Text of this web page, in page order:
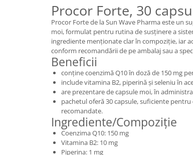
Procor Forte, 30
Procor Forte de la Sun Wave Pharma este un
moi, formulat pentru rutina de susținere a
ingrediente menționate clar în compoziție, iar
conform recomandării de pe ambalaj sau a
Beneficii
conține coenzimă Q10 în doză de 150 mg
include vitamina B2, piperină și seleniu în
are prezentare de capsule moi, în
pachetul oferă 30 capsule, suficiente
recomandate.
Ingrediente/Compoziție
Coenzima Q10: 150 mg
Vitamina B2: 10 mg
Piperina: 1 mg